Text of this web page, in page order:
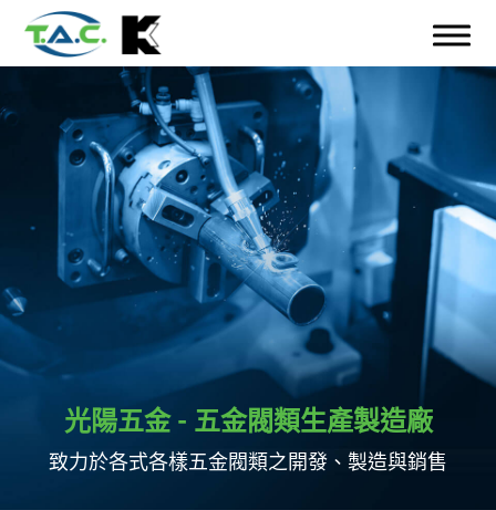
光陽五金 - 五金閥類生產製造廠
致力於各式各樣五金閥類之開發、製造與銷售